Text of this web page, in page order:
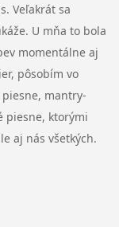
Veľakrát sa
U mňa to bola
momentálne aj
pôsobím vo
mantry-
piesne, ktorými
aj nás všetkých.